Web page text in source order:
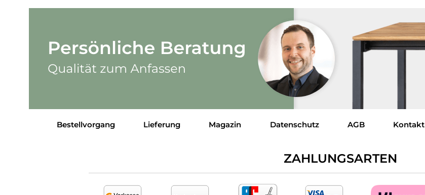
Bestellvorgang Lieferung Magazin Datenschutz AGB Kontakt
ZAHLUNGSARTEN